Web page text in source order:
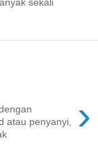
›
atau penyanyi,